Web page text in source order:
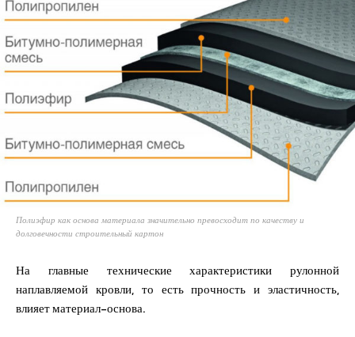
Полиэфир как основа материала значительно превосходит по качеству и
долговечности строительный картон
На главные технические характеристики рулонной
наплавляемой кровли, то есть прочность и эластичность,
влияет материал-основа.